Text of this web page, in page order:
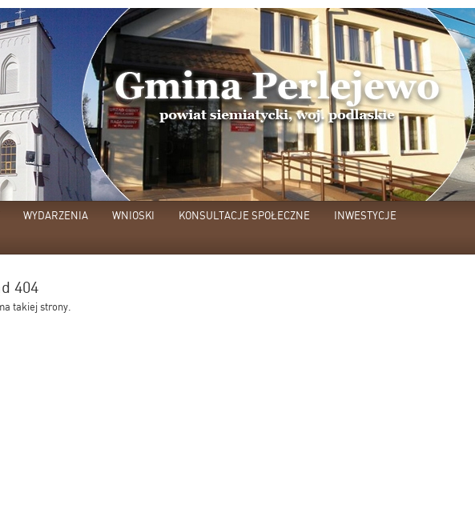
WYDARZENIA WNIOSKI KONSULTACJE SPOŁECZNE INWESTYCJE
404
takiej strony.